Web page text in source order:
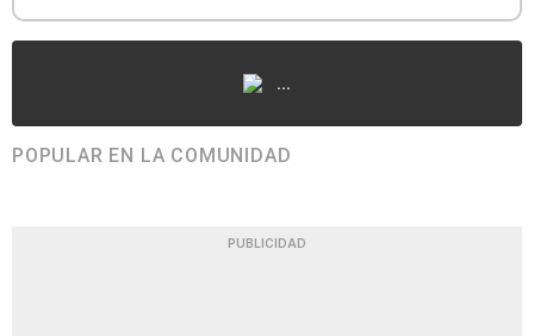
...
POPULAR EN LA COMUNIDAD
PUBLICIDAD